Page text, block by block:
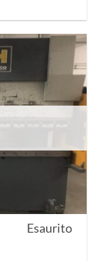
Esaurito